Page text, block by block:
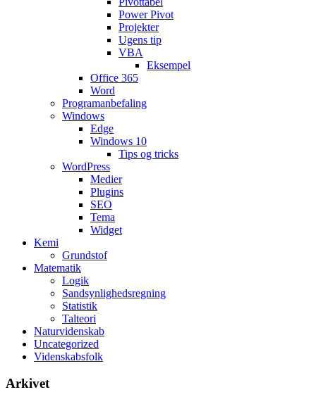
Power Pivot
Projekter
Ugens tip
VBA
Eksempel
Office 365
Word
Programanbefaling
Windows
Edge
Windows 10
Tips og tricks
WordPress
Medier
Plugins
SEO
Tema
Widget
Kemi
Grundstof
Matematik
Logik
Sandsynlighedsregning
Statistik
Talteori
Naturvidenskab
Uncategorized
Videnskabsfolk
Arkivet